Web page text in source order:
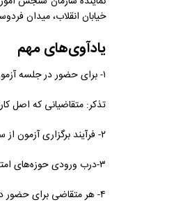
خیابان انقلاب، میدان
یادآوی‌های مهم‌
۱- برای حضور در جلسه آزمون، همراه داشتن پرینت کارت شرکت در آزمون‌، همچنین اصل کارت ملی و یا اصل شناسنامه عکس‌دار الزامی است.
تذکر: متقاضیانی که اصل
۲- فرآیند برگزاری آزمون از ساعت‌ ۸:۳۰ صبح (هشت و سی) شروع می‌شود.
۳-درب ورودی حوزه‌های امتحانی رأس‌ ساعت‌ ۸:۰۰ (هشت) بسته خواهد شد، لذا متقاضیان لازم است قبل از بسته شدن درهای ورود به جلسه آزمون در حوزه امتحانی حاضر باشند.
۴- هر متقاضی برای حضور در جلسه آزمون باید چند مداد سیاه نرم پررنگ، مدادتراش، مداد پاکن، یک سنجاق و یا سوزن به همراه داشته باشد. رد و بدل کردن این موارد در جلسه آزمون تخلف محسوب می‌شود.